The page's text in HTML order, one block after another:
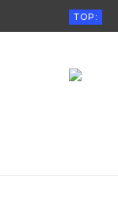
TOP: